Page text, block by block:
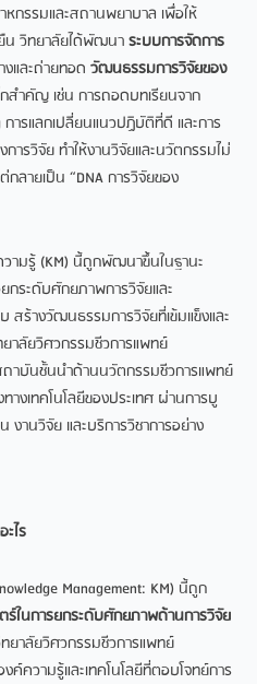
กรรมและสถานพยาบาล เพื่อให้
น วิทยาลัยได้พัฒนาระบบการจัดการ
งและถ่ายทอดวัฒนธรรมการวิจัยของ
สำคัญ เช่น การถอดบทเรียนจาก
การแลกเปลี่ยนแนวปฏิบัติที่ดี และการ
ารวิจัย ทำให้งานวิจัยและนวัตกรรมไม่
ลายเป็น “DNA การวิจัยของ
ามรู้ (KM) นี้ถูกพัฒนาขึ้นในฐานะ
กระดับศักยภาพการวิจัยและ
สร้างวัฒนธรรมการวิจัยที่เข้มแข็งและ
าลัยวิศวกรรมชีวการแพทย์
ถาบันชั้นนำด้านนวัตกรรมชีวการแพทย์
งเทคโนโลยีของประเทศ ผ่านการบู
านวิจัย และบริการวิชาการอย่าง
ไร
Management: KM) นี้ถูก
ร์ในการยกระดับศักยภาพด้านการวิจัย
ยาลัยวิศวกรรมชีวการแพทย์
ความรู้และเทคโนโลยีที่ตอบโจทย์การ